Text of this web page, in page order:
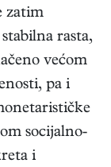
zatim
rasta,
većom
pa i
socijalno-
i